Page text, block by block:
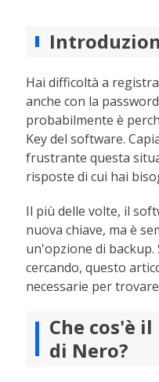
Hai difficoltà a
anche con la
probabilmente è
Key del software.
frustrante questa
risposte di cui hai
Il più delle volte, il
nuova chiave, ma è
un'opzione di backup.
cercando, questo
necessarie per
Che cos'è
di Nero?